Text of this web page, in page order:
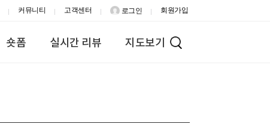
커뮤니티 고객센터 로그인 회원가입
숏폼 실시간 리뷰 지도보기